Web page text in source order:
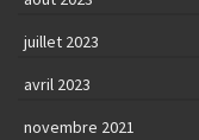
juillet 2023
avril 2023
novembre 2021